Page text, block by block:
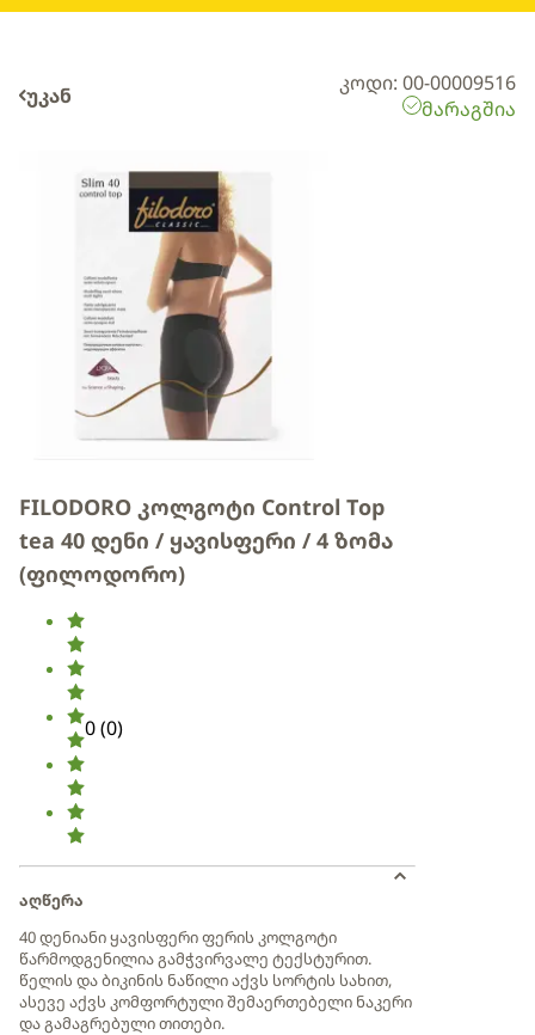
უკან
კოდი: 00-00009516
მარაგშია
FILODORO კოლგოტი Control Top
tea 40 დენი / ყავისფერი / 4 ზომა
(ფილოდორო)
0(0)
აღწერა
40 დენიანი ყავისფერი ფერის კოლგოტი
წარმოდგენილია გამჭვირვალე ტექსტურით.
წელის და ბიკინის ნაწილი აქვს სორტის სახით,
ასევე აქვს კომფორტული შემაერთებელი ნაკერი
და გამაგრებული თითები.